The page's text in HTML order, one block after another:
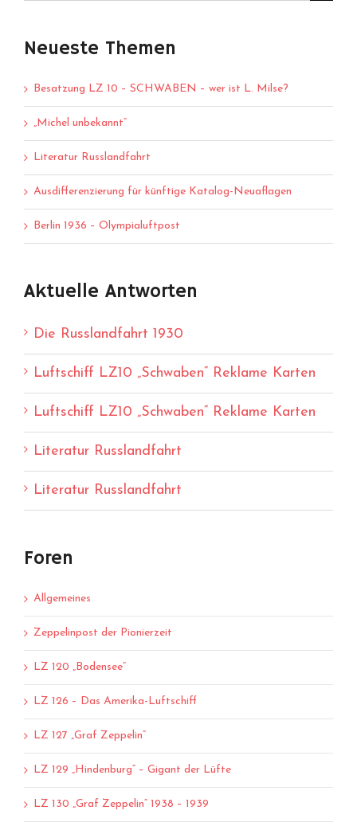
Neueste Themen
Besatzung LZ 10 – SCHWABEN – wer ist L. Milse?
„Michel unbekannt“
Literatur Russlandfahrt
Ausdifferenzierung für künftige Katalog-Neuaflagen
Berlin 1936 – Olympialuftpost
Aktuelle Antworten
Die Russlandfahrt 1930
Luftschiff LZ10 „Schwaben“ Reklame Karten
Luftschiff LZ10 „Schwaben“ Reklame Karten
Literatur Russlandfahrt
Literatur Russlandfahrt
Foren
Allgemeines
Zeppelinpost der Pionierzeit
LZ 120 „Bodensee“
LZ 126 – Das Amerika-Luftschiff
LZ 127 „Graf Zeppelin“
LZ 129 „Hindenburg“ – Gigant der Lüfte
LZ 130 „Graf Zeppelin“ 1938 – 1939